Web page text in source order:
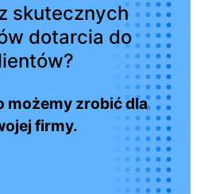
skutecznych
dotarcia do
możemy zrobić dla
firmy.